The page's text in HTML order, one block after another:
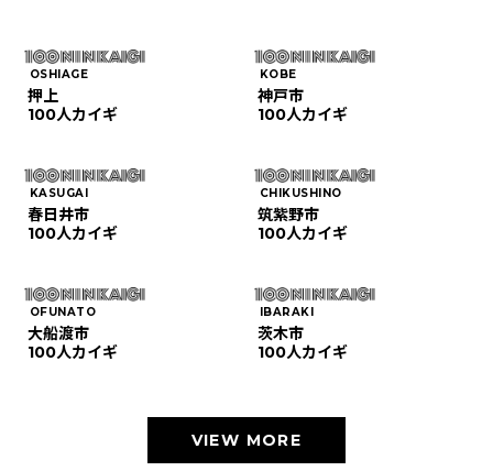
OSHIAGE
押上
100人カイギ
KOBE
神戸市
100人カイギ
KASUGAI
春日井市
100人カイギ
CHIKUSHINO
筑紫野市
100人カイギ
OFUNATO
大船渡市
100人カイギ
IBARAKI
茨木市
100人カイギ
VIEW MORE